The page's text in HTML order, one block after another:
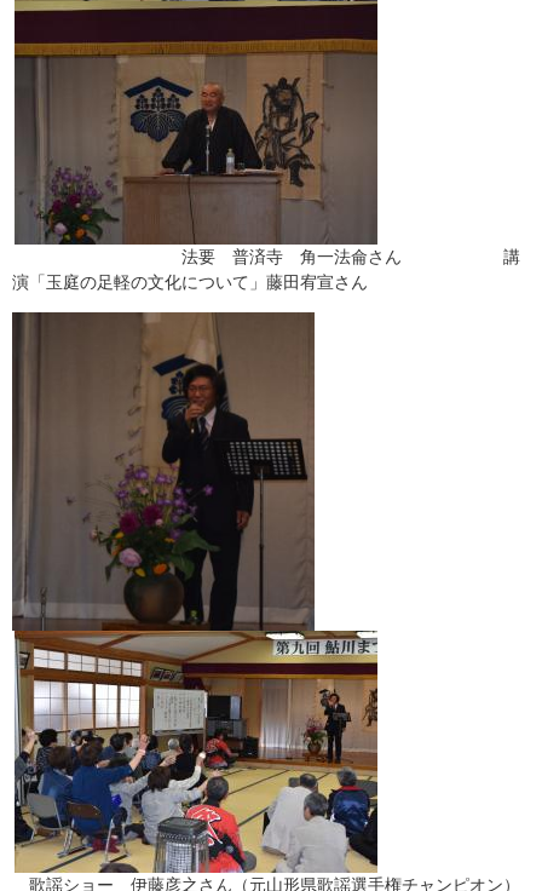
法要 普済寺 角一法侖さん 講
演「玉庭の足軽の文化について」藤田宥宣さん
歌謡ショー 伊藤彦之さん（元山形県歌謡選手権チャンピオン）